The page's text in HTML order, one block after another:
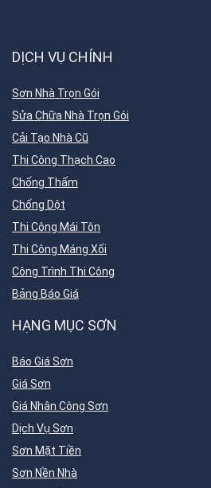
DỊCH VỤ CHÍNH
Sơn Nhà Trọn Gói
Sửa Chữa Nhà Trọn Gói
Cải Tạo Nhà Cũ
Thi Công Thạch Cao
Chống Thấm
Chống Dột
Thi Công Mái Tôn
Thi Công Máng Xối
Công Trình Thi Công
Bảng Báo Giá
HẠNG MỤC SƠN
Báo Giá Sơn
Giá Sơn
Giá Nhân Công Sơn
Dịch Vụ Sơn
Sơn Mặt Tiền
Sơn Nền Nhà